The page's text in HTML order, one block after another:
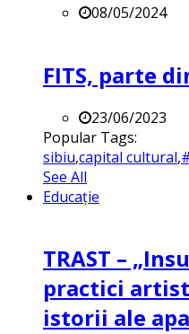
08/05/2024
FITS, parte
23/06/2023
Popular Tags:
sibiu,capital cultural,
See All
Educație
TRAST –
practici
istorii ale